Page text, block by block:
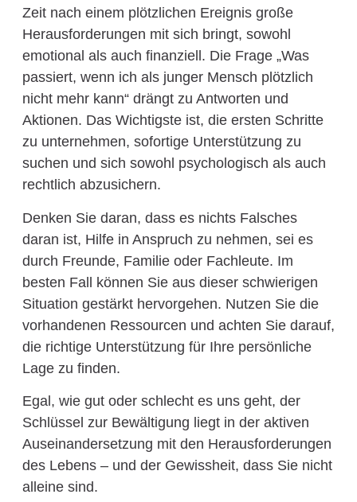
Zeit nach einem plötzlichen Ereignis große
Herausforderungen mit sich bringt, sowohl
emotional als auch finanziell. Die Frage „Was
passiert, wenn ich als junger Mensch plötzlich
nicht mehr kann“ drängt zu Antworten und
Aktionen. Das Wichtigste ist, die ersten Schritte
zu unternehmen, sofortige Unterstützung zu
suchen und sich sowohl psychologisch als auch
rechtlich abzusichern.
Denken Sie daran, dass es nichts Falsches
daran ist, Hilfe in Anspruch zu nehmen, sei es
durch Freunde, Familie oder Fachleute. Im
besten Fall können Sie aus dieser schwierigen
Situation gestärkt hervorgehen. Nutzen Sie die
vorhandenen Ressourcen und achten Sie darauf,
die richtige Unterstützung für Ihre persönliche
Lage zu finden.
Egal, wie gut oder schlecht es uns geht, der
Schlüssel zur Bewältigung liegt in der aktiven
Auseinandersetzung mit den Herausforderungen
des Lebens – und der Gewissheit, dass Sie nicht
alleine sind.